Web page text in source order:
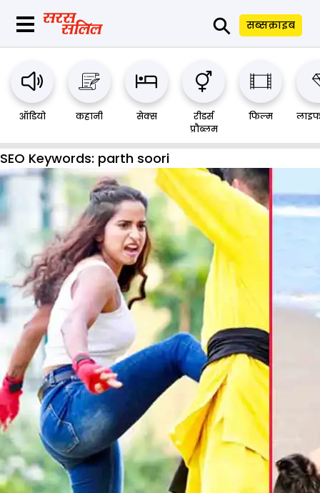
⚲ सब्सक्राइब
ऑडियो कहानी सेक्स
रीडर्स
प्रौब्लम
फिल्म
SEO Keywords: parth soori